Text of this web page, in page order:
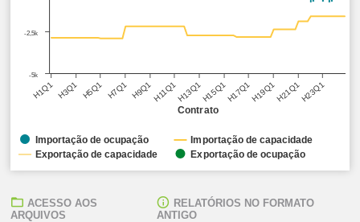
Contrato
H1Q1 H3Q1 H5Q1 H7Q1 H9Q1H11Q1H13Q1H15Q1H17Q1H19Q1H21Q1H23Q1
-5k
-2,5k
Importação de ocupação Importação de capacidade
Exportação de capacidade Exportação de ocupação
ACESSO AOS
ARQUIVOS
RELATÓRIOS NO FORMATO
ANTIGO